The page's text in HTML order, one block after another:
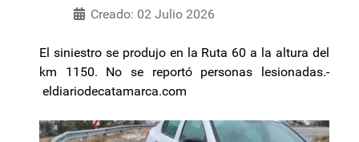
Creado: 02 Julio 2026
El siniestro se produjo en la Ruta 60 a la altura del
km 1150. No se reportó personas lesionadas.-
eldiariodecatamarca.com